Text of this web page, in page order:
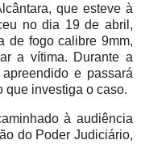
que esteve à
no dia 19 de abril,
de fogo calibre 9mm,
a vítima. Durante a
e passará
que investiga o caso.
à audiência
do Poder Judiciário,